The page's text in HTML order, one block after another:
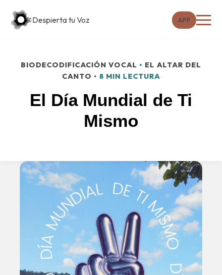
Despierta tu Voz APP
BIODECODIFICACIÓN VOCAL • EL ALTAR DEL
CANTO • 8 MIN LECTURA
El Día Mundial de Ti
Mismo